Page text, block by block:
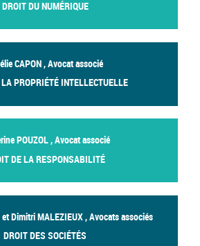
DROIT DU NUMÉRIQUE
CAPON , Avocat associé
PROPRIÉTÉ INTELLECTUELLE
POUZOL , Avocat associé
DE LA RESPONSABILITÉ
Dimitri MALEZIEUX , Avocats associés
DROIT DES SOCIÉTÉS